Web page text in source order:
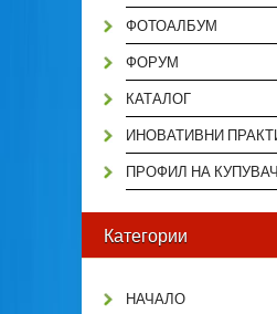
ФОТОАЛБУМ
ФОРУМ
КАТАЛОГ
ИНОВАТИВНИ
ПРОФИЛ НА
Категории
НАЧАЛО